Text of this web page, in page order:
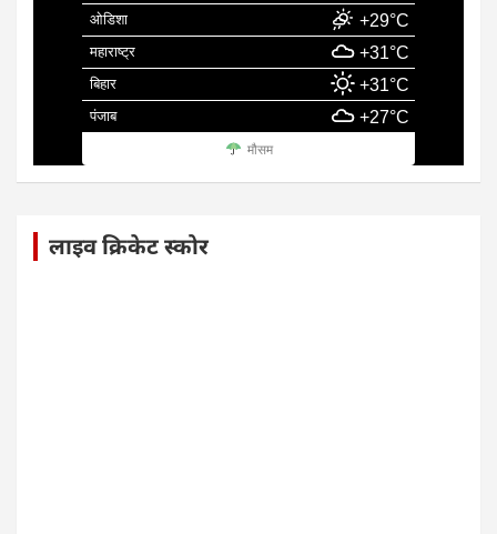
ओडिशा +29°C
महाराष्ट्र +31°C
बिहार +31°C
पंजाब +27°C
मौसम
लाइव क्रिकेट स्कोर